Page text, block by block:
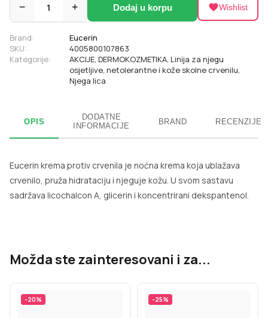
− 1 + Dodaj u korpu Wishlist
Brand:
Eucerin
SKU:
4005800107863
Kategorije:
AKCIJE, DERMOKOZMETIKA, Linija za njegu
osjetljive, netolerantne i kože skolne crvenilu,
Njega lica
OPIS
DODATNE
INFORMACIJE
BRAND RECENZIJE
Eucerin krema protiv crvenila je noćna krema koja ublažava
crvenilo, pruža hidrataciju i njeguje kožu. U svom sastavu
sadržava licochalcon A, glicerin i koncentrirani dekspantenol.
Možda ste zainteresovani i za...
-20% -25%